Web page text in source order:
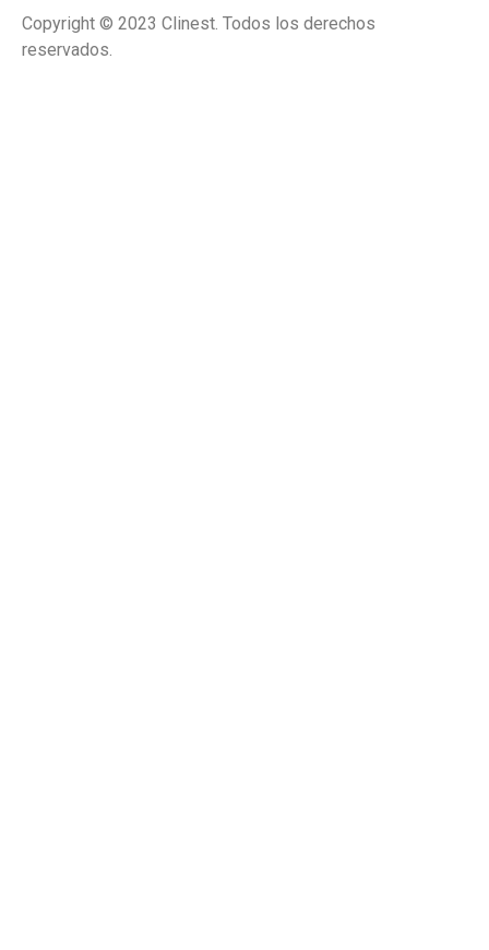
Copyright © 2023 Clinest. Todos los derechos
reservados.